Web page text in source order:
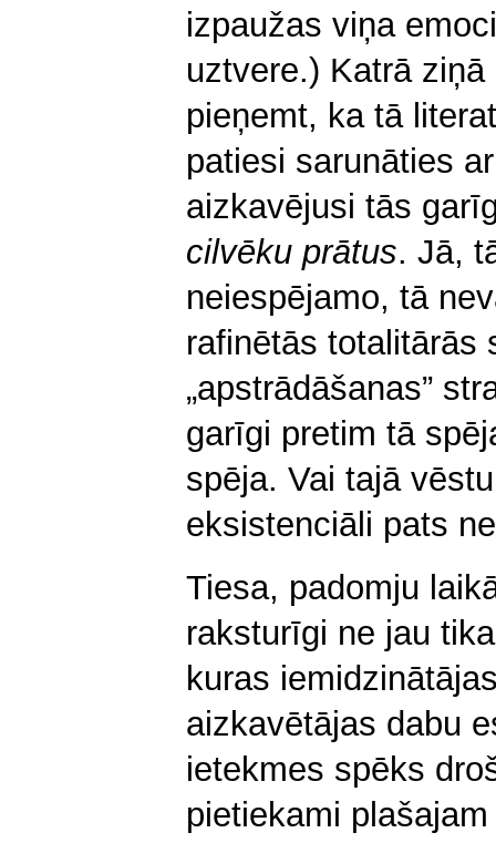
izpaužas viņa
uztvere.) Katrā
pieņemt, ka tā
patiesi sarunāties
aizkavējusi tās
cilvēku prātus. Jā,
neiespējamo, tā
rafinētās totalitārās
„apstrādāšanas”
garīgi pretim tā
spēja. Vai tajā
eksistenciāli pats
Tiesa, padomju
raksturīgi ne jau
kuras
aizkavētājas dabu
ietekmes spēks
pietiekami